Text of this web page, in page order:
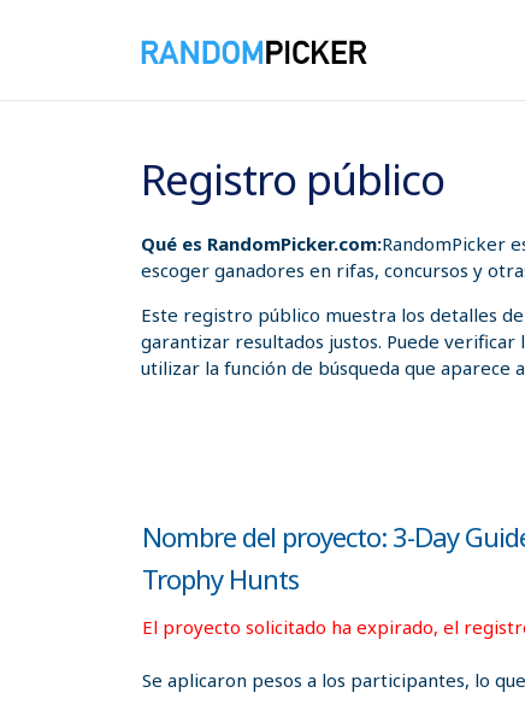
Registro público
Qué es RandomPicker.com:RandomPicker
escoger ganadores en rifas, concursos y
Este registro público muestra los detalles
garantizar resultados justos. Puede
utilizar la función de búsqueda que aparece
Nombre del proyecto: 3-Day
Trophy Hunts
El proyecto solicitado ha expirado, el
Se aplicaron pesos a los participantes, lo